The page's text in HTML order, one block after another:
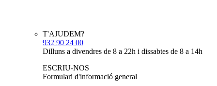
T'AJUDEM?
932 90 24 00
Dilluns a divendres de 8 a 22h i dissabtes de 8 a 14h
ESCRIU-NOS
Formulari d'informació general